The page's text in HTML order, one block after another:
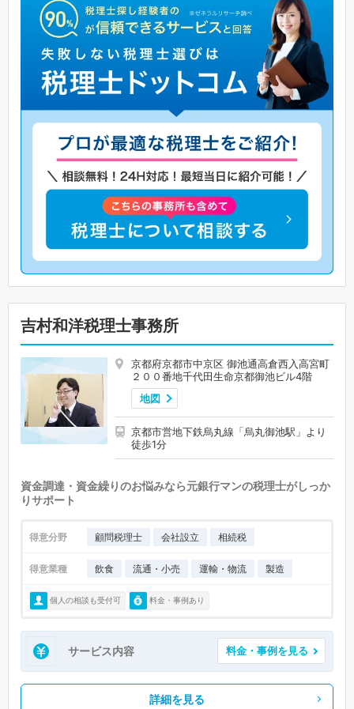
吉村和洋税理士事務所
京都府京都市中京区 御池通高倉西入高宮町
２００番地千代田生命京都御池ビル4階
地図
京都市営地下鉄烏丸線「烏丸御池駅」より
徒歩1分
資金調達・資金繰りのお悩みなら元銀行マンの税理士がしっか
りサポート
得意分野 顧問税理士 会社設立 相続税
得意業種 飲食 流通・小売 運輸・物流 製造
個人の相談も受付可 料金・事例あり
サービス内容 料金・事例を見る
詳細を見る